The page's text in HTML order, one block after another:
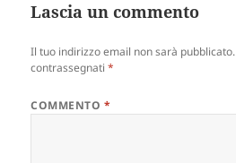
Lascia un commento
Il tuo indirizzo email non sarà pubblicato.
contrassegnati*
COMMENTO *